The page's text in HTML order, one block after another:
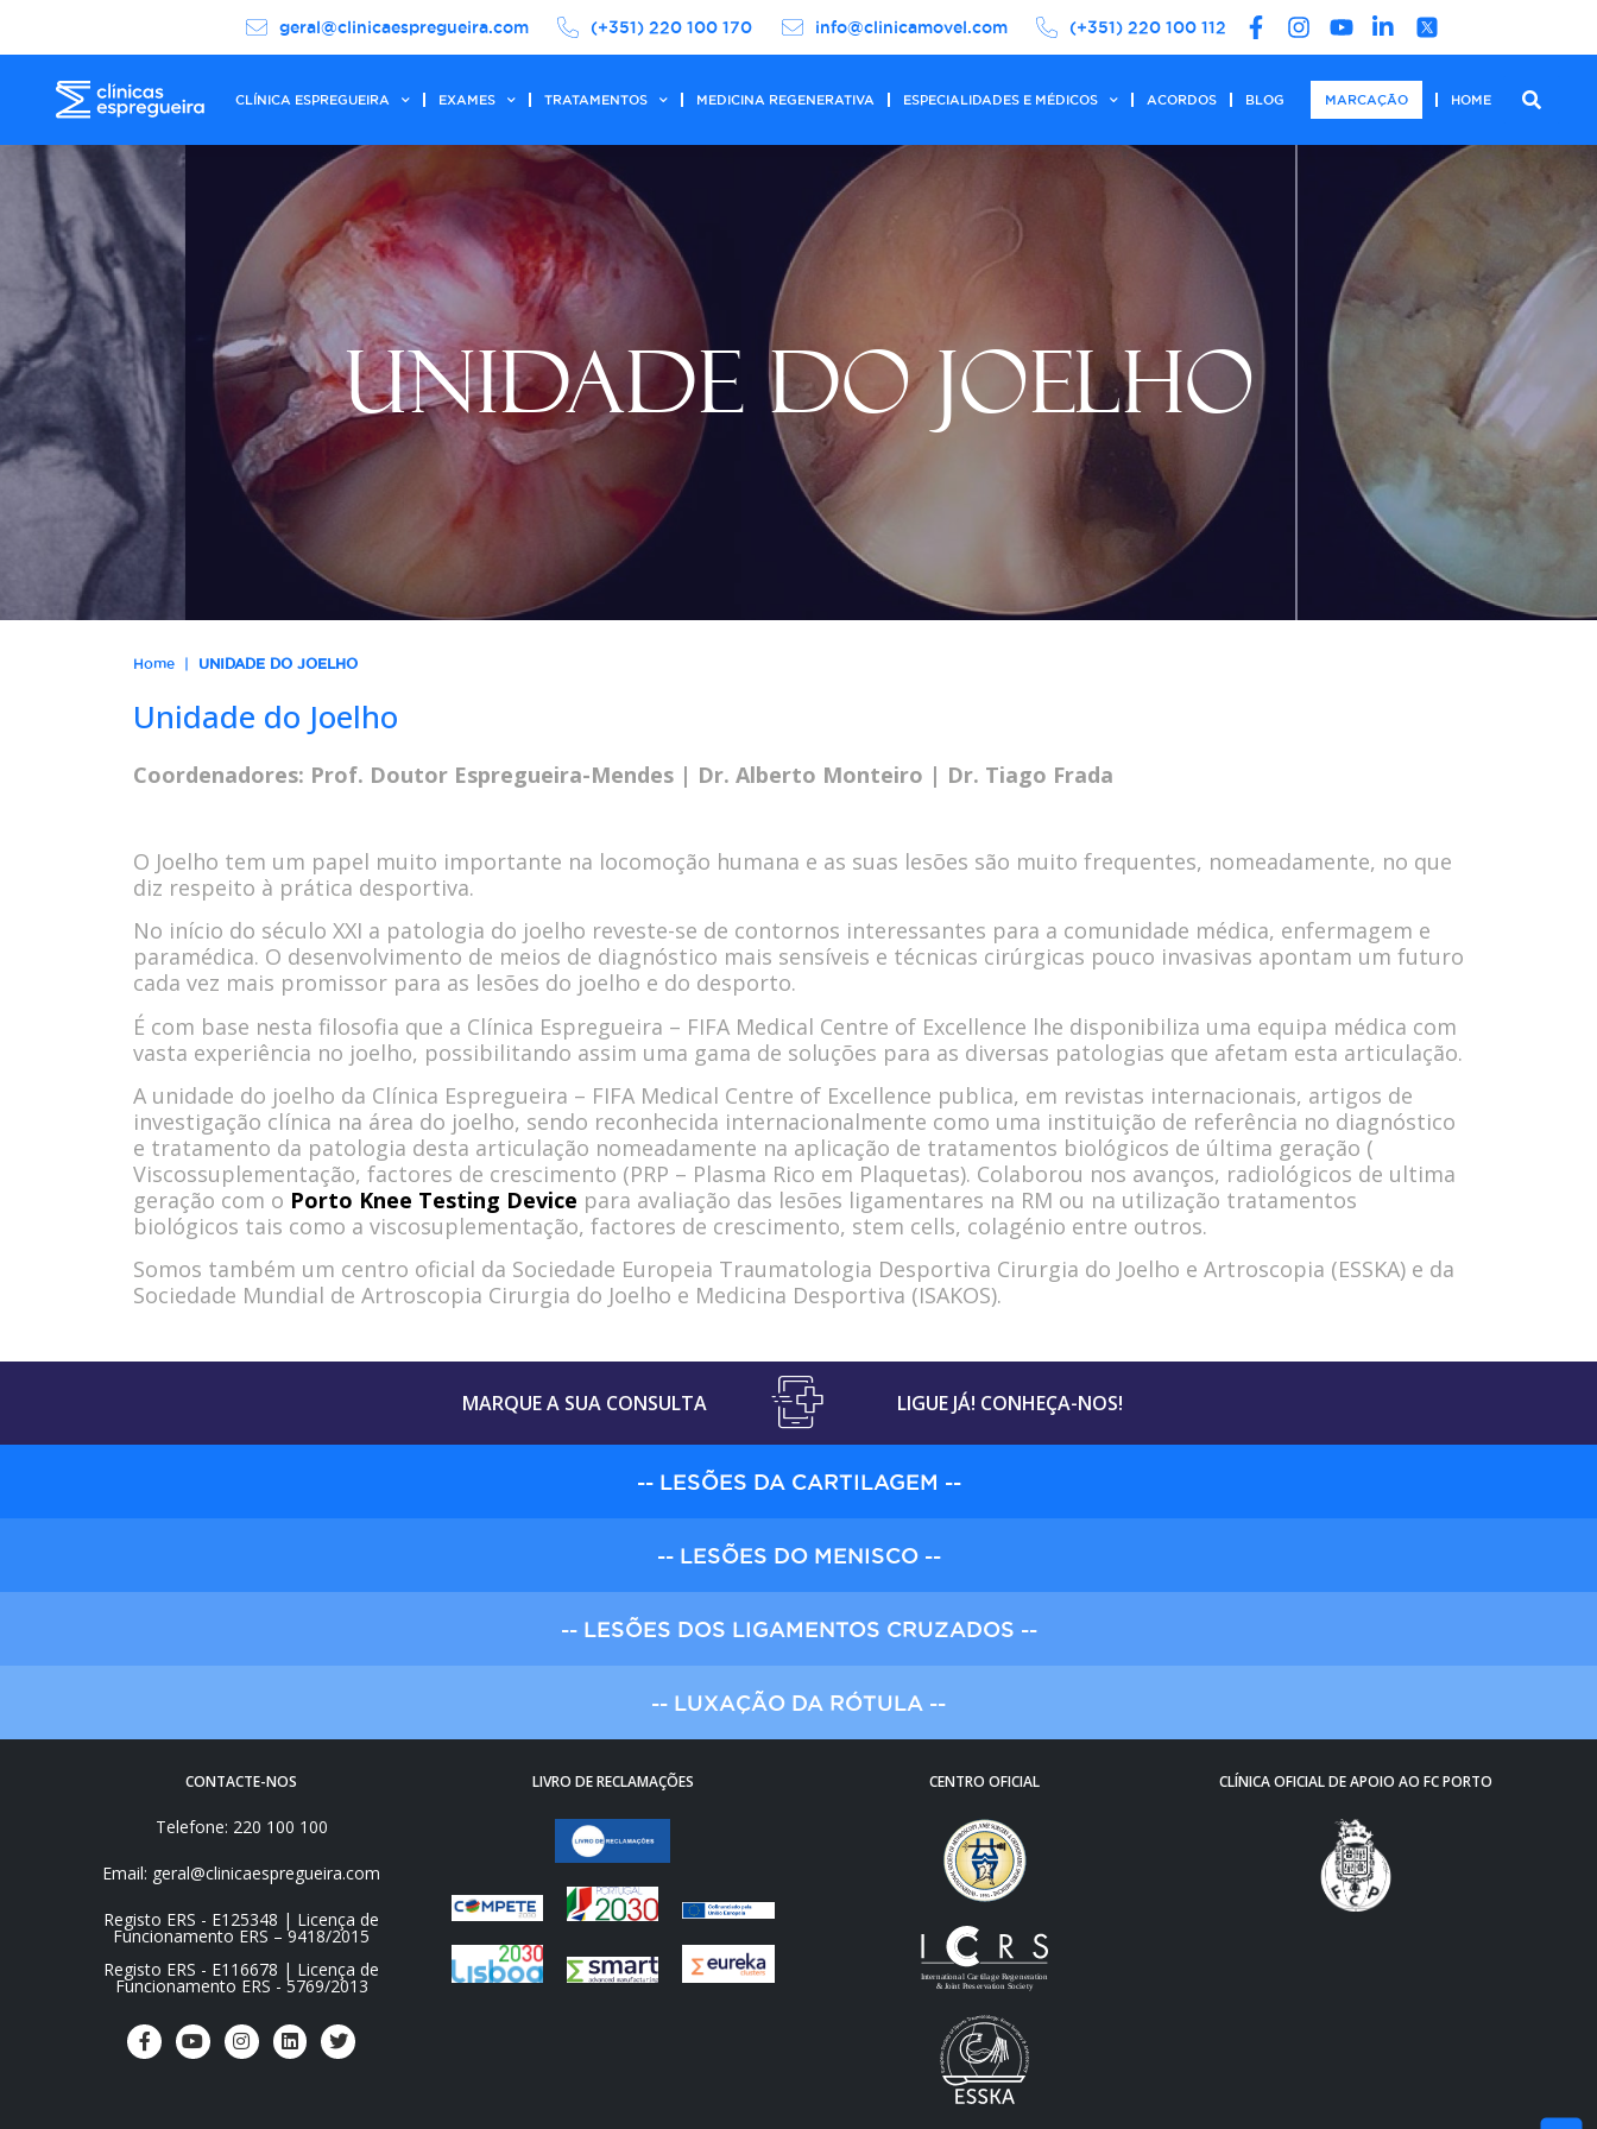
geral@clinicaespregueira.com (+351) 220 100 170 info@clinicamovel.com (+351) 220 100 112
CLÍNICA ESPREGUEIRA EXAMES TRATAMENTOS MEDICINA REGENERATIVA ESPECIALIDADES E MÉDICOS ACORDOS BLOG MARCAÇÃO HOME
UNIDADE DO JOELHO
Home | UNIDADE DO JOELHO
Unidade do Joelho
Coordenadores: Prof. Doutor Espregueira-Mendes | Dr. Alberto Monteiro | Dr. Tiago Frada
O Joelho tem um papel muito importante na locomoção humana e as suas lesões são muito frequentes, nomeadamente, no que
diz respeito à prática desportiva.
No início do século XXI a patologia do joelho reveste-se de contornos interessantes para a comunidade médica, enfermagem e
paramédica. O desenvolvimento de meios de diagnóstico mais sensíveis e técnicas cirúrgicas pouco invasivas apontam um futuro
cada vez mais promissor para as lesões do joelho e do desporto.
É com base nesta filosofia que a Clínica Espregueira – FIFA Medical Centre of Excellence lhe disponibiliza uma equipa médica com
vasta experiência no joelho, possibilitando assim uma gama de soluções para as diversas patologias que afetam esta articulação.
A unidade do joelho da Clínica Espregueira – FIFA Medical Centre of Excellence publica, em revistas internacionais, artigos de
investigação clínica na área do joelho, sendo reconhecida internacionalmente como uma instituição de referência no diagnóstico
e tratamento da patologia desta articulação nomeadamente na aplicação de tratamentos biológicos de última geração (
Viscossuplementação, factores de crescimento (PRP – Plasma Rico em Plaquetas). Colaborou nos avanços, radiológicos de ultima
geração com o Porto Knee Testing Device para avaliação das lesões ligamentares na RM ou na utilização tratamentos
biológicos tais como a viscosuplementação, factores de crescimento, stem cells, colagénio entre outros.
Somos também um centro oficial da Sociedade Europeia Traumatologia Desportiva Cirurgia do Joelho e Artroscopia (ESSKA) e da
Sociedade Mundial de Artroscopia Cirurgia do Joelho e Medicina Desportiva (ISAKOS).
MARQUE A SUA CONSULTA LIGUE JÁ! CONHEÇA-NOS!
-- LESÕES DA CARTILAGEM --
-- LESÕES DO MENISCO --
-- LESÕES DOS LIGAMENTOS CRUZADOS --
-- LUXAÇÃO DA RÓTULA --
CONTACTE-NOS
Telefone: 220 100 100
Email: geral@clinicaespregueira.com
Registo ERS - E125348 | Licença de
Funcionamento ERS – 9418/2015
Registo ERS - E116678 | Licença de
Funcionamento ERS - 5769/2013
LIVRO DE RECLAMAÇÕES CENTRO OFICIAL CLÍNICA OFICIAL DE APOIO AO FC PORTO